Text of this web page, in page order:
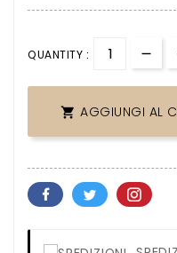
QUANTITY :
 AGGIUNGI AL